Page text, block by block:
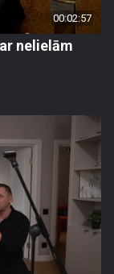
00:02:57
nelielām